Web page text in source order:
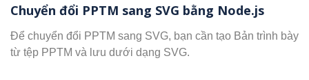
Chuyển đổi PPTM sang SVG bằng Node.js
Để chuyển đổi PPTM sang SVG, bạn cần tạo Bản trình bày
từ tệp PPTM và lưu dưới dạng SVG.